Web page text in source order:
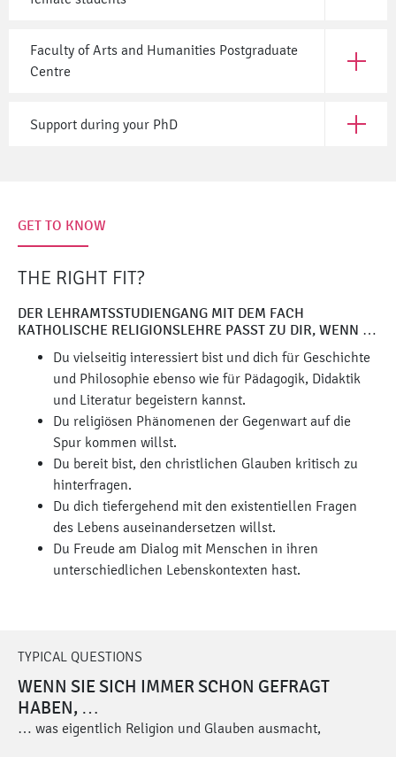
Faculty of Arts and Humanities Postgraduate
Centre
Open
Support during your PhD Open
GET TO KNOW
THE RIGHT FIT?
DER LEHRAMTSSTUDIENGANG MIT DEM FACH
KATHOLISCHE RELIGIONSLEHRE PASST ZU DIR, WENN …
Du vielseitig interessiert bist und dich für Geschichte
und Philosophie ebenso wie für Pädagogik, Didaktik
und Literatur begeistern kannst.
Du religiösen Phänomenen der Gegenwart auf die
Spur kommen willst.
Du bereit bist, den christlichen Glauben kritisch zu
hinterfragen.
Du dich tiefergehend mit den existentiellen Fragen
des Lebens auseinandersetzen willst.
Du Freude am Dialog mit Menschen in ihren
unterschiedlichen Lebenskontexten hast.
TYPICAL QUESTIONS
WENN SIE SICH IMMER SCHON GEFRAGT
HABEN, …
… was eigentlich Religion und Glauben ausmacht,